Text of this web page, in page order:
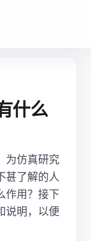
什么
为仿真研究
甚了解的人
作用？接下
说明，以便